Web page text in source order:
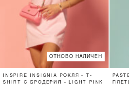
ОТНОВО НАЛИЧЕН
INSPIRE INSIGNIA РОКЛЯ - T-
SHIRT С БРОДЕРИЯ - LIGHT PINK